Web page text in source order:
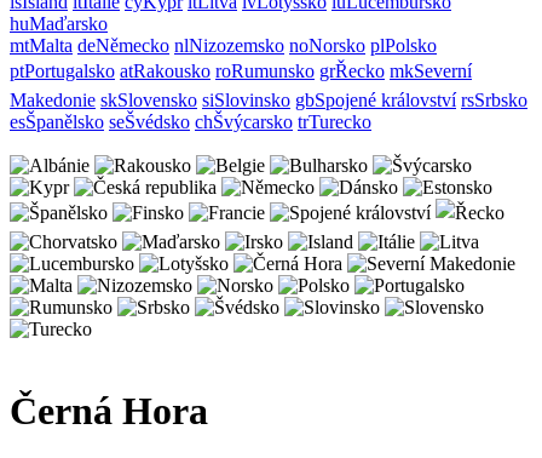
huMaďarsko
mtMalta deNěmecko nlNizozemsko noNorsko plPolsko
ptPortugalsko atRakousko roRumunsko grŘecko mkSeverní
Makedonie skSlovensko siSlovinsko gbSpojené království rsSrbsko
esŠpanělsko seŠvédsko chŠvýcarsko trTurecko
Černá Hora